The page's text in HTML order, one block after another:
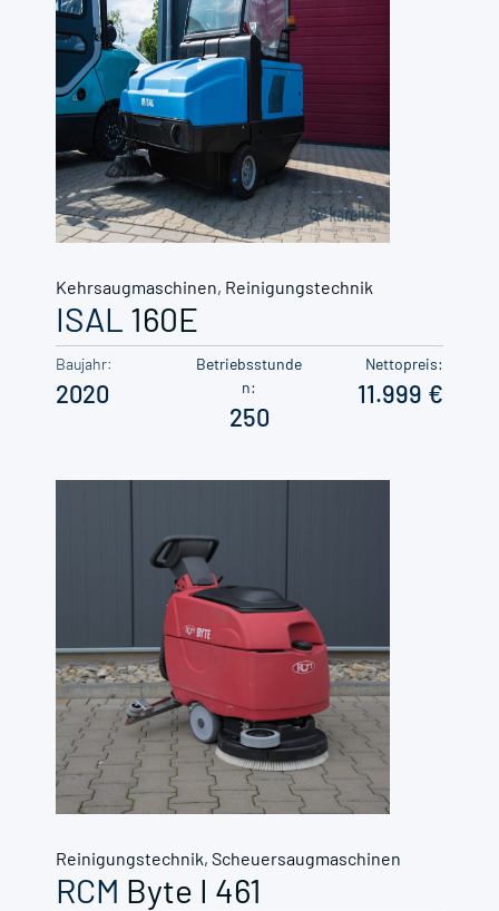
Kehrsaugmaschinen, Reinigungstechnik
ISAL 160E
Baujahr:
2020
Betriebsstunde
n:
250
Nettopreis:
11.999
Reinigungstechnik, Scheuersaugmaschinen
RCM Byte I 461